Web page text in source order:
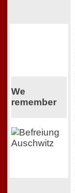
We
remember